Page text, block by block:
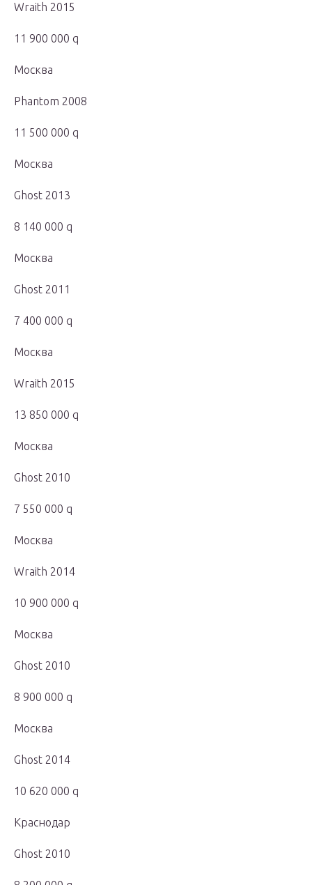
Wraith 2015
11 900 000 q
Москва
Phantom 2008
11 500 000 q
Москва
Ghost 2013
8 140 000 q
Москва
Ghost 2011
7 400 000 q
Москва
Wraith 2015
13 850 000 q
Москва
Ghost 2010
7 550 000 q
Москва
Wraith 2014
10 900 000 q
Москва
Ghost 2010
8 900 000 q
Москва
Ghost 2014
10 620 000 q
Краснодар
Ghost 2010